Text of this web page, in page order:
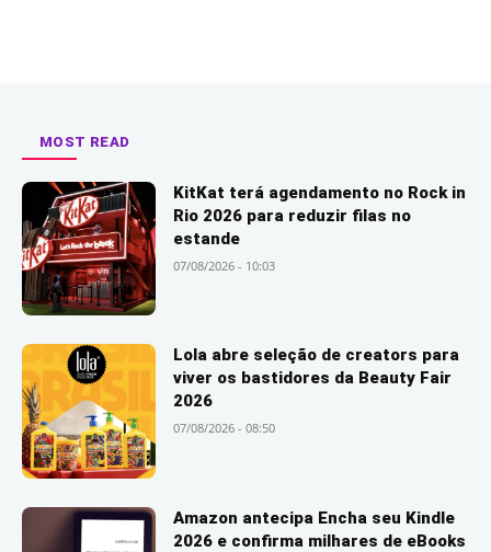
MOST READ
KitKat terá agendamento no Rock in
Rio 2026 para reduzir filas no
estande
07/08/2026 - 10:03
Lola abre seleção de creators para
viver os bastidores da Beauty Fair
2026
07/08/2026 - 08:50
Amazon antecipa Encha seu Kindle
2026 e confirma milhares de eBooks